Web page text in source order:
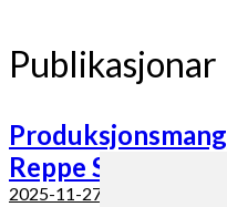
Publikasjonar
Reppe Søndre
2025-11-27